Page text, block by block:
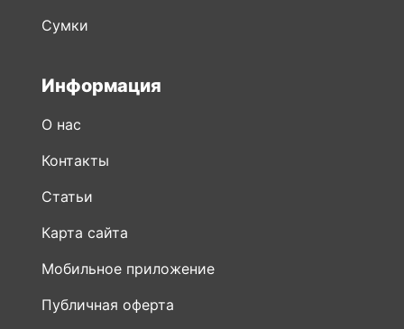
Сумки
Информация
О нас
Контакты
Статьи
Карта сайта
Мобильное приложение
Публичная оферта